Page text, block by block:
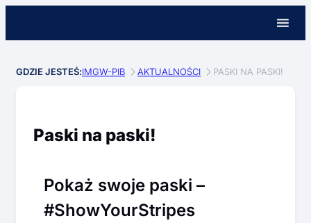
GDZIE JESTEŚ:IMGW-PIB AKTUALNOŚCI PASKI NA PASKI!
Paski na paski!
Pokaż swoje paski –
#ShowYourStripes